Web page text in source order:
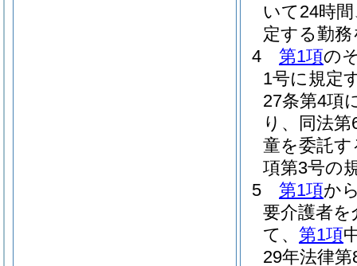
いて24時
定する勤
4
第1項の
1号に規定
27条第4項
り、同法
童を委託
項第3号の
5
第1項か
要介護者
て、 第1項
29年法律第